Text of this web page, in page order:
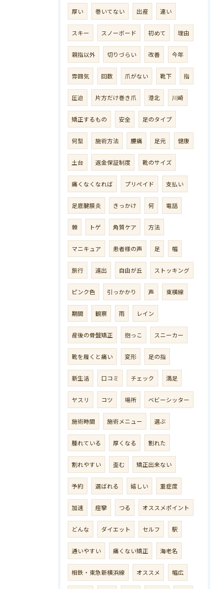
厚い 巻いてない 出産 違い
スキー スノーボード 初めて 理由
親指以外 切りづらい 改善 今年
雰囲気 回数 爪がない 靴下 指
圧迫 片方だけ巻き爪 港北 川崎
矯正するもの 安全 足のタイプ
何型 施術方法 腰痛 足元 健康
土台 返金保証制度 靴のサイズ
痛くなくなれば プリペイド 支払い
足底腱膜炎 きっかけ 何 電話
棘 トゲ 角質ケア 方法
マニキュア 患者様の声 足 幅
旅行 遠出 自由が丘 ストッキング
ピンク色 引っかかり 声 東横線
期間 観察 雨 レイン
産後の骨盤矯正 抱っこ スニーカー
靴を履くと痛い 変形 足の指
新生活 口コミ チェック 満足
ヤスリ コツ 場所 ベビーシッター
施術時間 施術メニュー 選ぶ
腫れている 厚くなる 割れた
割れやすい 歪む 矯正出来ない
予約 選ばれる 嬉しい 重症度
加速 痙攣 つる オススメポイント
どんな ダイエット セルフ 駅
通いやすい 痛くない矯正 海老名
相鉄・東急新横浜線 オススメ 幅広